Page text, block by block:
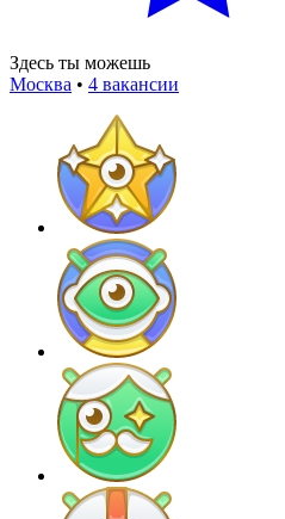
Здесь ты можешь
Москва • 4 вакансии